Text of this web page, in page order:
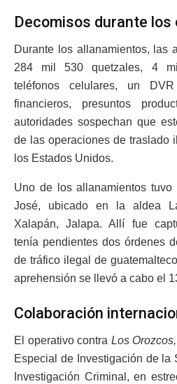
Decomisos durante los
Durante los allanamientos, las
284 mil 530 quetzales, 4
teléfonos celulares, un
financieros, presuntos
autoridades sospechan que
de las operaciones de traslado
los Estados Unidos.
Uno de los allanamientos
José, ubicado en la aldea
Xalapán, Jalapa. Allí fue
tenía pendientes dos órdenes
de tráfico ilegal de
aprehensión se llevó a cabo el
Colaboración
El operativo contra Los Orozcos,
Especial de Investigación de la
Investigación Criminal, en